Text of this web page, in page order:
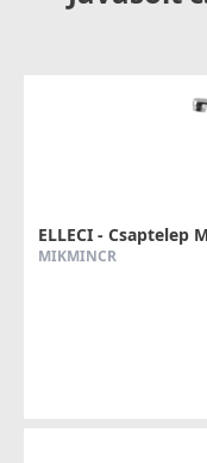
ELLECI - Csaptelep
MIKMINCR